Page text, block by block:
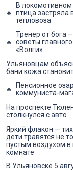
В
птица застряла
тепловоза
Тренер от бога
советы
«Волги»
Ульяновцам
бани кожа
Пенсионное
коммуниста-
На проспекте
столкнулся с авто
Яркий флакон —
дети травятся не
пустым воздухом в
комнате
В Ульяновске 5